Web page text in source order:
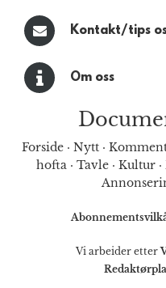
Kontakt/tips
Om oss
Forside · Nytt ·
hofta· Tavle· Kultur·
Vi arbeider etter